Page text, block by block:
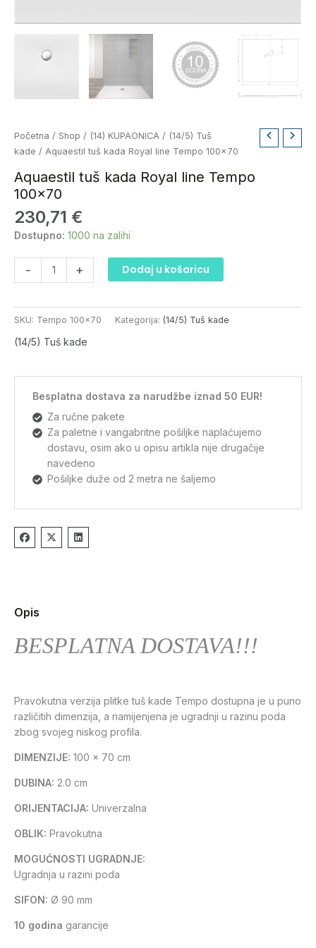
Početna / Shop / (14) KUPAONICA / (14/5) Tuš
kade / Aquaestil tuš kada Royal line Tempo 100×70
Aquaestil tuš kada Royal line Tempo
100×70
230,71 €
Dostupno: 1000 na zalihi
-
Aquaestil
tuš
Royal
line
Tempo
100x70
količina
+ Dodaj u košaricu
SKU: Tempo 100x70 Kategorija: (14/5) Tuš kade
(14/5) Tuš kade
Besplatna dostava za narudžbe iznad 50 EUR!
Za ručne pakete
Za paletne i vangabritne pošiljke naplaćujemo
dostavu, osim ako u opisu artikla nije drugačije
navedeno
Pošiljke duže od 2 metra ne šaljemo
Opis
BESPLATNA DOSTAVA!!!
Pravokutna verzija plitke tuš kade Tempo dostupna je u puno
različitih dimenzija, a namijenjena je ugradnji u razinu poda
zbog svojeg niskog profila.
DIMENZIJE: 100 x 70 cm
DUBINA: 2.0 cm
ORIJENTACIJA: Univerzalna
OBLIK: Pravokutna
MOGUĆNOSTI UGRADNJE:
Ugradnja u razini poda
SIFON: Ø 90 mm
10 godina garancije